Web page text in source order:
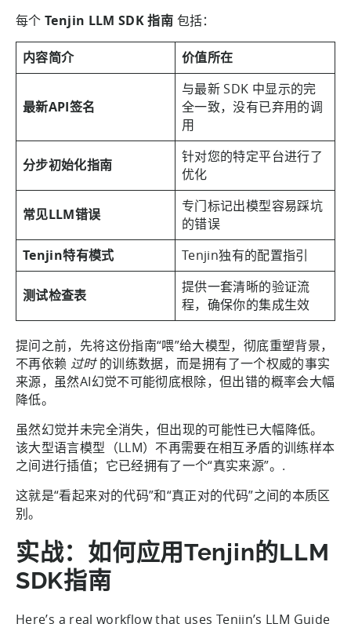
每个Tenjin LLM SDK 指南 包括：
内容简介 价值所在
最新API签名
与最新 SDK 中显示的完
全一致，没有已弃用的调
用
分步初始化指南
针对您的特定平台进行了
优化
常见LLM错误
专门标记出模型容易踩坑
的错误
Tenjin特有模式
Tenjin独有的配置指引
测试检查表
提供一套清晰的验证流
程，确保你的集成生效
提问之前，先将这份指南“喂”给大模型，彻底重塑背景，
不再依赖 过时的训练数据，而是拥有了一个权威的事实
来源，虽然AI幻觉不可能彻底根除，但出错的概率会大幅
降低。
虽然幻觉并未完全消失，但出现的可能性已大幅降低。
该大型语言模型（LLM）不再需要在相互矛盾的训练样本
之间进行插值；它已经拥有了一个“真实来源”。.
这就是“看起来对的代码”和“真正对的代码”之间的本质区
别。
实战：如何应用Tenjin的LLM
SDK指南
Here’s a real workflow that uses Tenjin’s LLM Guide